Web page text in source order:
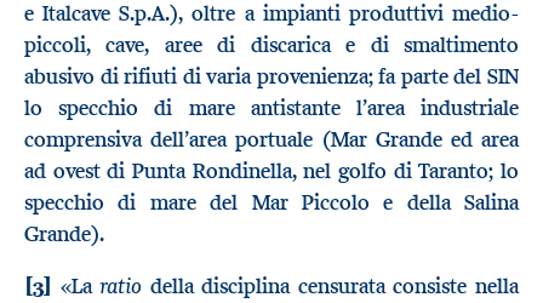
e Italcave S.p.A.), oltre a impianti produttivi medio-
piccoli, cave, aree di discarica e di smaltimento
abusivo di rifiuti di varia provenienza; fa parte del SIN
lo specchio di mare antistante l’area industriale
comprensiva dell’area portuale (Mar Grande ed area
ad ovest di Punta Rondinella, nel golfo di Taranto; lo
specchio di mare del Mar Piccolo e della Salina
Grande).
[3] «Laratio della disciplina censurata consiste nella